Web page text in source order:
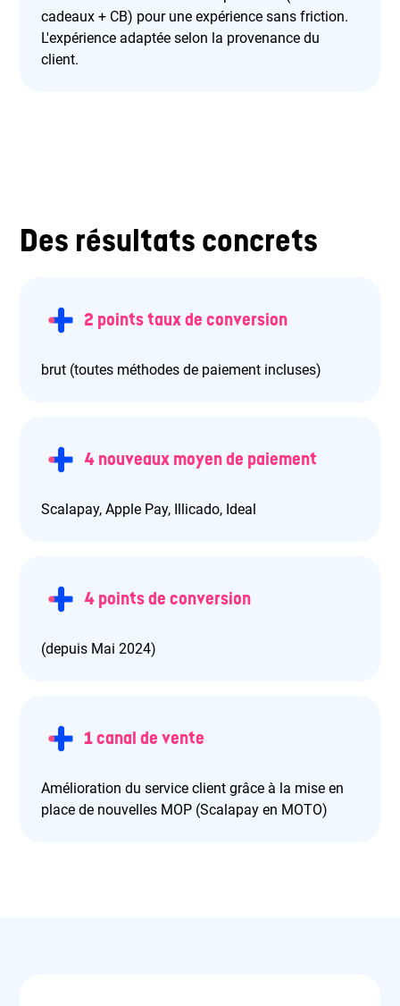
cadeaux + CB) pour une expérience sans friction.
L'expérience adaptée selon la provenance du
client.
Des résultats concrets
2 points taux de conversion
brut (toutes méthodes de paiement incluses)
4 nouveaux moyen de paiement
Scalapay, Apple Pay, Illicado, Ideal
4 points de conversion
(depuis Mai 2024)
1 canal de vente
Amélioration du service client grâce à la mise en
place de nouvelles MOP (Scalapay en MOTO)